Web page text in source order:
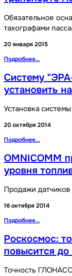
Обязательное
тахографами
20 января 2015
Подробнее...
Систему
установить
Установка
20 октября 2014
Подробнее...
OMNICOMM
уровня
Продажи датчиков
16 октября 2014
Подробнее...
Роскосмос:
повысится
Точность